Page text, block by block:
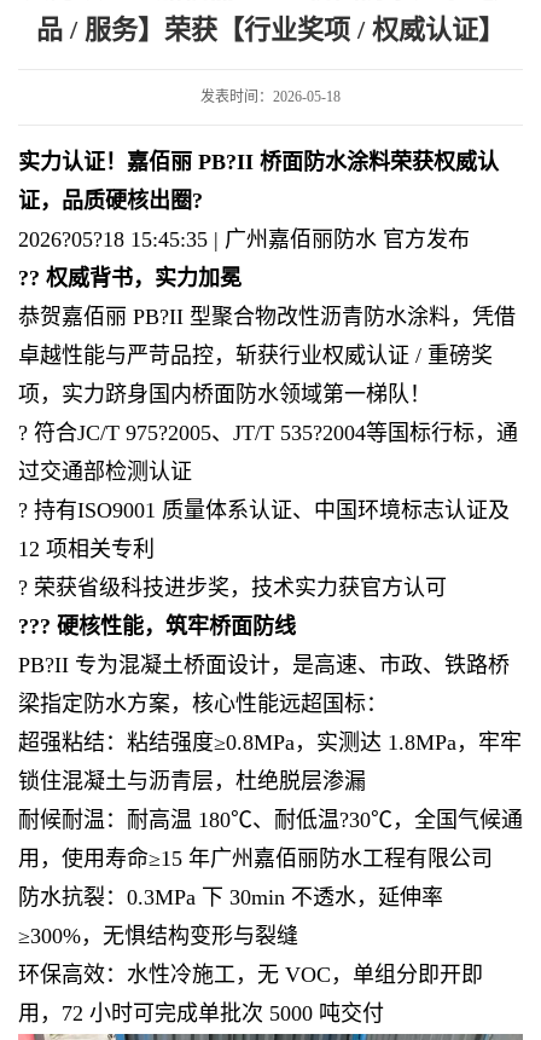
品 / 服务】荣获【行业奖项 / 权威认证】
发表时间：2026-05-18
实力认证！嘉佰丽 PB?II 桥面防水涂料荣获权威认
证，品质硬核出圈?
2026?05?18 15:45:35 | 广州嘉佰丽防水 官方发布
?? 权威背书，实力加冕
恭贺嘉佰丽 PB?II 型聚合物改性沥青防水涂料，凭借
卓越性能与严苛品控，斩获行业权威认证 / 重磅奖
项，实力跻身国内桥面防水领域第一梯队！
? 符合JC/T 975?2005、JT/T 535?2004等国标行标，通
过交通部检测认证
? 持有ISO9001 质量体系认证、中国环境标志认证及
12 项相关专利
? 荣获省级科技进步奖，技术实力获官方认可
??? 硬核性能，筑牢桥面防线
PB?II 专为混凝土桥面设计，是高速、市政、铁路桥
梁指定防水方案，核心性能远超国标：
超强粘结：粘结强度≥0.8MPa，实测达 1.8MPa，牢牢
锁住混凝土与沥青层，杜绝脱层渗漏
耐候耐温：耐高温 180℃、耐低温?30℃，全国气候通
用，使用寿命≥15 年广州嘉佰丽防水工程有限公司
防水抗裂：0.3MPa 下 30min 不透水，延伸率
≥300%，无惧结构变形与裂缝
环保高效：水性冷施工，无 VOC，单组分即开即
用，72 小时可完成单批次 5000 吨交付